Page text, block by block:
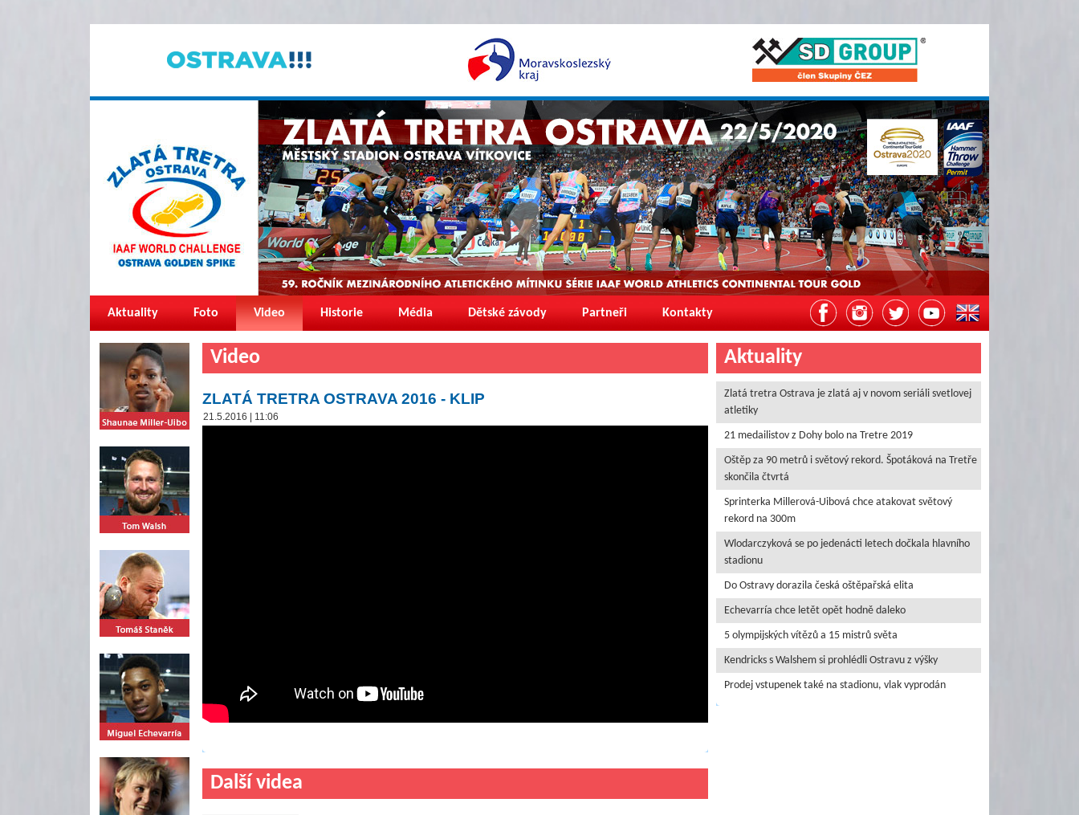
Aktuality Foto Video Historie Média Dětské závody Partneři Kontakty
Video
ZLATÁ TRETRA OSTRAVA 2016 - KLIP
21.5.2016 | 11:06
Další videa
Aktuality
Zlatá tretra Ostrava je zlatá aj v novom seriáli svetlovej
atletiky
21 medailistov z Dohy bolo na Tretre 2019
Oštěp za 90 metrů i světový rekord. Špotáková na Tretře
skončila čtvrtá
Sprinterka Millerová-Uibová chce atakovat světový
rekord na 300m
Wlodarczyková se po jedenácti letech dočkala hlavního
stadionu
Do Ostravy dorazila česká oštěpařská elita
Echevarría chce letět opět hodně daleko
5 olympijských vítězů a 15 mistrů světa
Kendricks s Walshem si prohlédli Ostravu z výšky
Prodej vstupenek také na stadionu, vlak vyprodán